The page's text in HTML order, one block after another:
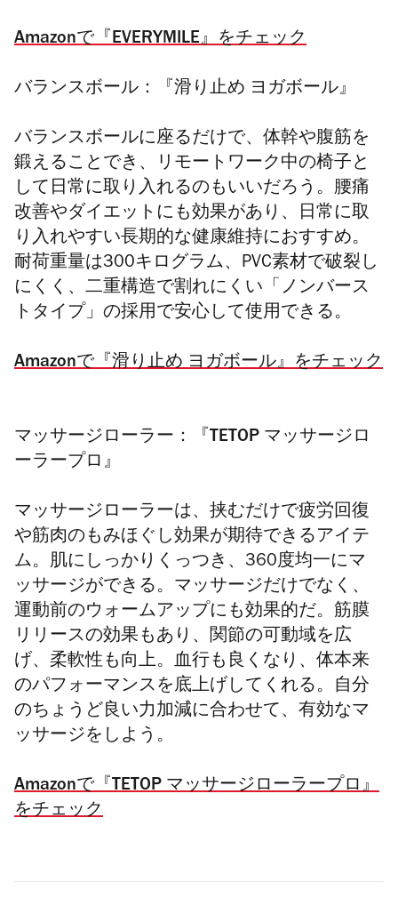
Amazonで『EVERYMILE』をチェック
バランスボール：『滑り止め ヨガボール』
バランスボールに座るだけで、体幹や腹筋を
鍛えることでき、リモートワーク中の椅子と
して日常に取り入れるのもいいだろう。腰痛
改善やダイエットにも効果があり、日常に取
り入れやすい長期的な健康維持におすすめ。
耐荷重量は300キログラム、PVC素材で破裂し
にくく、二重構造で割れにくい「ノンバース
トタイプ」の採用で安心して使用できる。
Amazonで『滑り止め ヨガボール』をチェック
マッサージローラー：『TETOP マッサージロ
ーラープロ』
マッサージローラーは、挟むだけで疲労回復
や筋肉のもみほぐし効果が期待できるアイテ
ム。肌にしっかりくっつき、360度均一にマ
ッサージができる。マッサージだけでなく、
運動前のウォームアップにも効果的だ。筋膜
リリースの効果もあり、関節の可動域を広
げ、柔軟性も向上。血行も良くなり、体本来
のパフォーマンスを底上げしてくれる。自分
のちょうど良い力加減に合わせて、有効なマ
ッサージをしよう。
Amazonで『TETOP マッサージローラープロ』
をチェック